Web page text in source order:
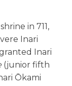
in 711,
Inari
Inari
(junior fifth
Ōkami